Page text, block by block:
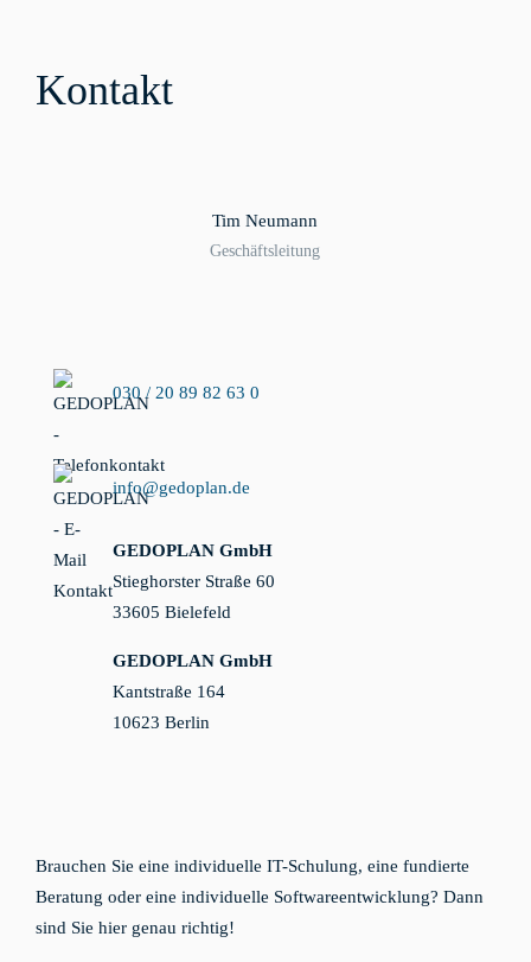
Kontakt
Tim Neumann
Geschäftsleitung
030 / 20 89 82 63 0
info@gedoplan.de
GEDOPLAN GmbH
Stieghorster Straße 60
33605 Bielefeld
GEDOPLAN GmbH
Kantstraße 164
10623 Berlin
Brauchen Sie eine individuelle IT-Schulung, eine fundierte
Beratung oder eine individuelle Softwareentwicklung? Dann
sind Sie hier genau richtig!